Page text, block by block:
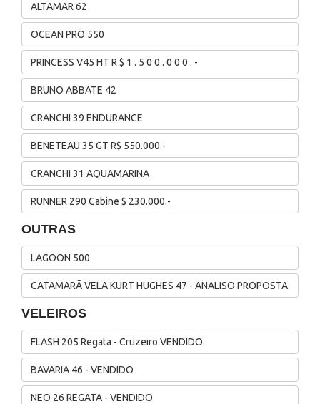
ALTAMAR 62
OCEAN PRO 550
PRINCESS V45 HT R $ 1 . 5 0 0 . 0 0 0 . -
BRUNO ABBATE 42
CRANCHI 39 ENDURANCE
BENETEAU 35 GT R$ 550.000.-
CRANCHI 31 AQUAMARINA
RUNNER 290 Cabine $ 230.000.-
OUTRAS
LAGOON 500
CATAMARÃ VELA KURT HUGHES 47 - ANALISO PROPOSTA
VELEIROS
FLASH 205 Regata - Cruzeiro VENDIDO
BAVARIA 46 - VENDIDO
NEO 26 REGATA - VENDIDO